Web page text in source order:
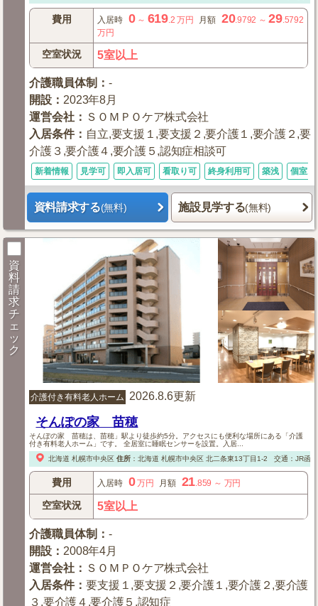
費用 入居時 0～ 619.2 万円 月額 20.9792 ～29.5792
万円
空室状況 5室以上
介護職員体制 ：-
開設 ： 2023年8月
運営会社 ： ＳＯＭＰＯケア株式会社
入居条件： 自立,要支援１,要支援２,要介護１,要介護２,要
介護３,要介護４,要介護５,認知症相談可
新着情報 見学可 即入居可 看取り可 終身利用可 築浅 個室あ
資料請求する(無料) 施設見学する(無料)
資
料
請
求
チ
ェ
ッ
ク
介護付き有料老人ホーム 2026.8.6更新
そんぽの家 苗穂
そんぽの家 苗穂は、苗穂」駅より徒歩約5分。アクセスにも便利な場所にある「介護
付き有料老人ホーム」です。 全居室に睡眠センサーを設置。入居...
北海道 札幌市中央区 住所： 北海道 札幌市中央区北二条東13丁目1-2 交通：JR函
費用 入居時 0万円 月額 21.859 ～ 万円
空室状況 5室以上
介護職員体制 ：-
開設 ： 2008年4月
運営会社 ： ＳＯＭＰＯケア株式会社
入居条件：要支援１,要支援２,要介護１,要介護２,要介護
３,要介護４,要介護５,認知症